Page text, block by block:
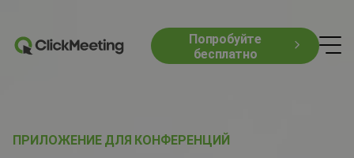
Попробуйте
бесплатно
ПРИЛОЖЕНИЕ ДЛЯ КОНФЕРЕНЦИЙ